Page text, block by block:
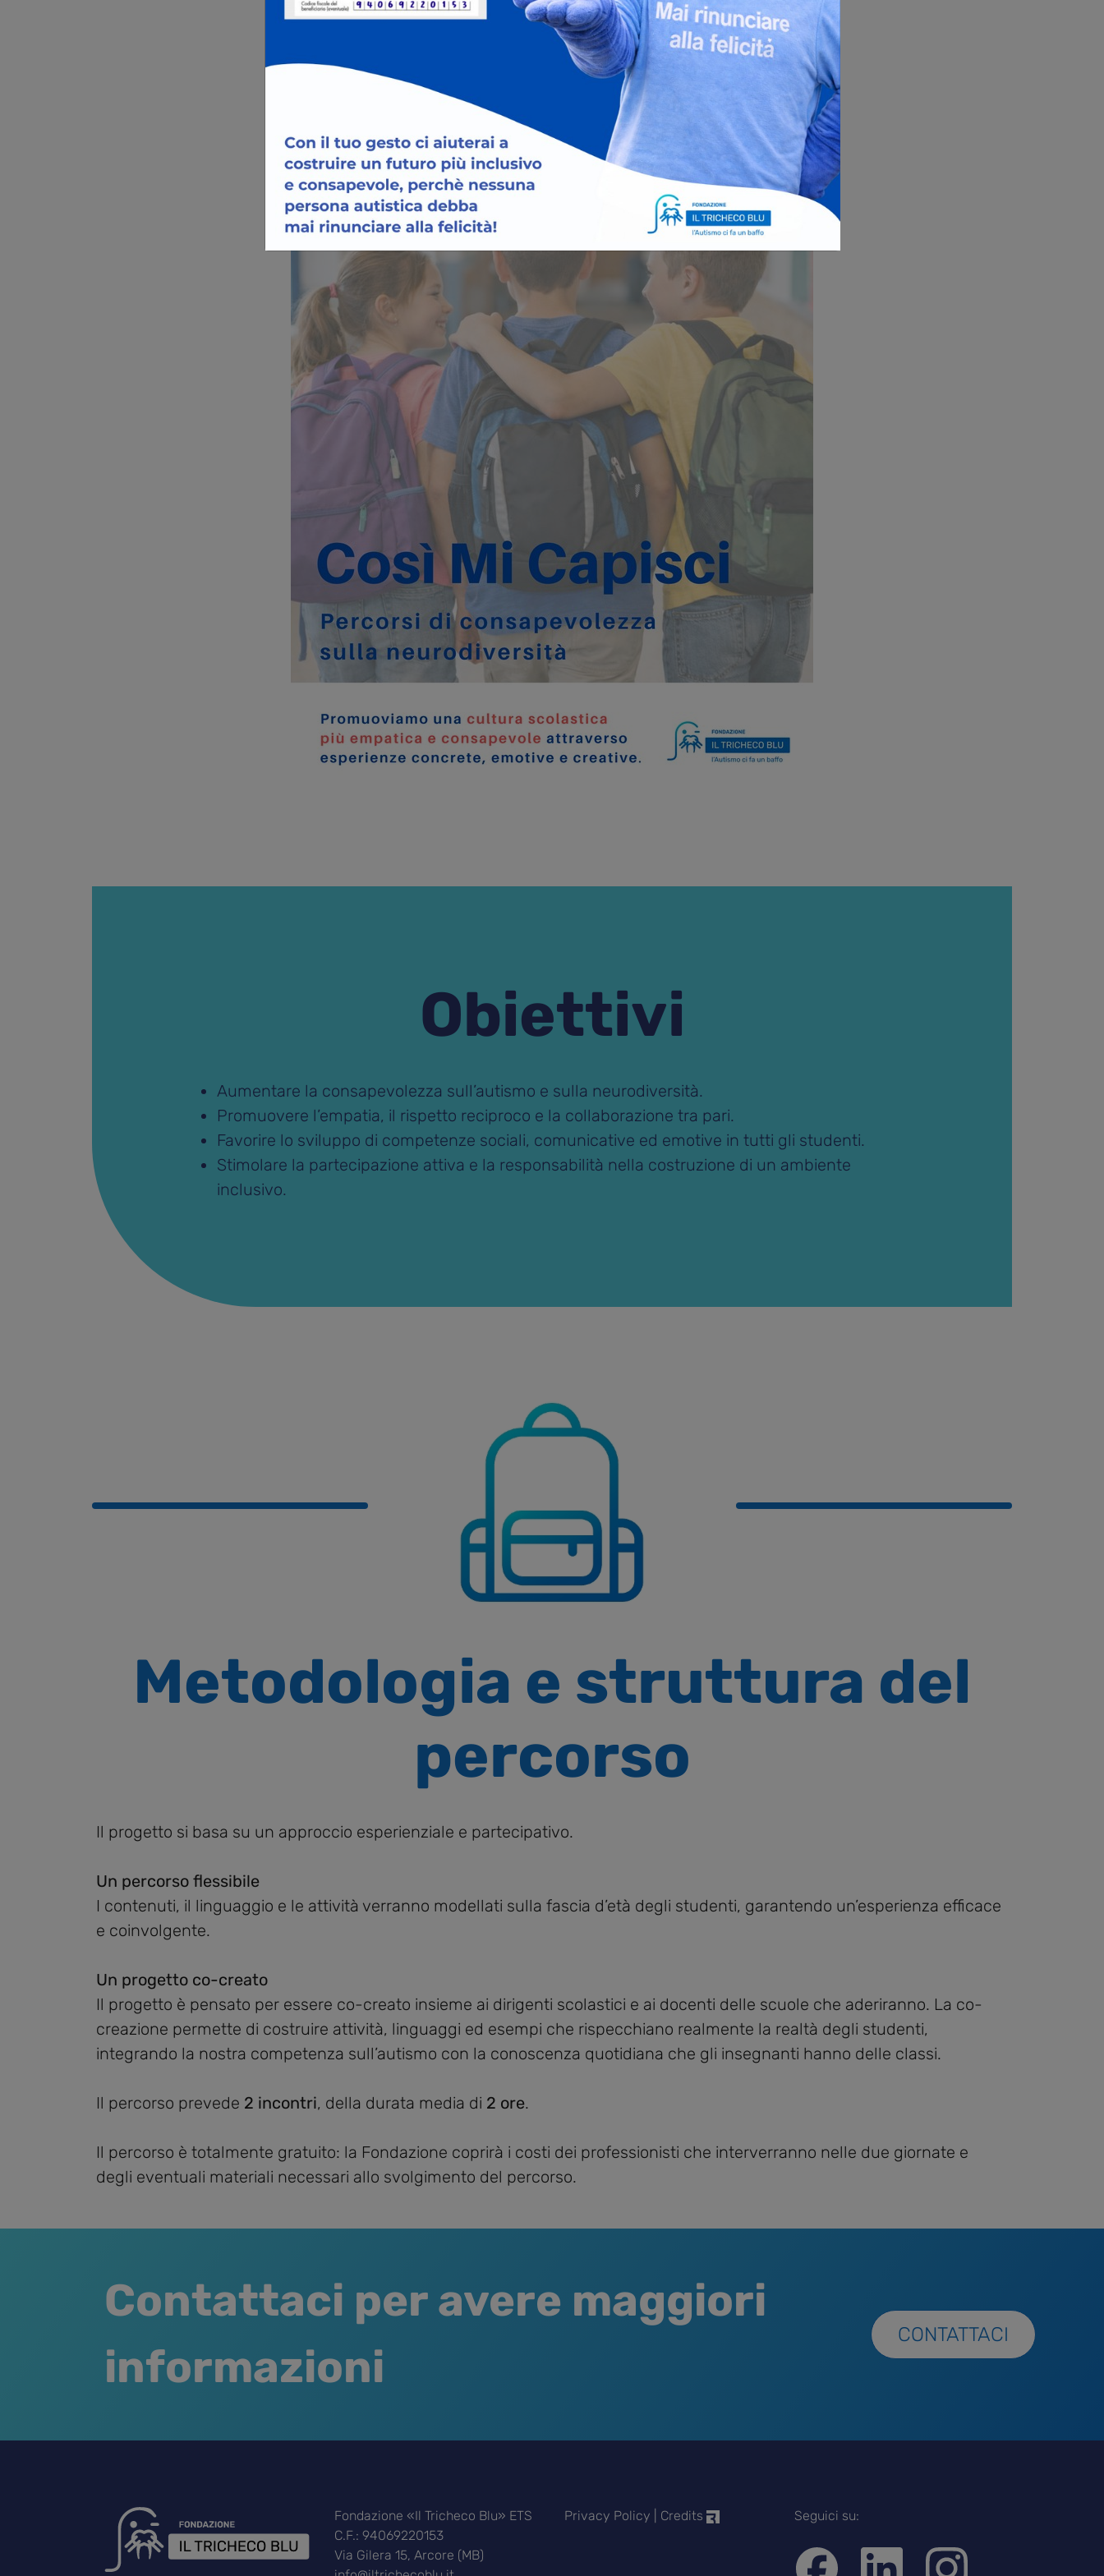
Obiettivi
Aumentare la consapevolezza sull’autismo e sulla neurodiversità.
Promuovere l’empatia, il rispetto reciproco e la collaborazione tra pari.
Favorire lo sviluppo di competenze sociali, comunicative ed emotive in tutti gli studenti.
Stimolare la partecipazione attiva e la responsabilità nella costruzione di un ambiente
inclusivo.
Metodologia e struttura del
percorso
Il progetto si basa su un approccio esperienziale e partecipativo.
Un percorso flessibile
I contenuti, il linguaggio e le attività verranno modellati sulla fascia d’età degli studenti, garantendo un’esperienza efficace
e coinvolgente.
Un progetto co-creato
Il progetto è pensato per essere co-creato insieme ai dirigenti scolastici e ai docenti delle scuole che aderiranno. La co-
creazione permette di costruire attività, linguaggi ed esempi che rispecchiano realmente la realtà degli studenti,
integrando la nostra competenza sull’autismo con la conoscenza quotidiana che gli insegnanti hanno delle classi.
Il percorso prevede 2 incontri, della durata media di 2 ore.
Il percorso è totalmente gratuito: la Fondazione coprirà i costi dei professionisti che interverranno nelle due giornate e
degli eventuali materiali necessari allo svolgimento del percorso.
Contattaci per avere maggiori
informazioni
CONTATTACI
Fondazione «Il Tricheco Blu» ETS
C.F.: 94069220153
Via Gilera 15, Arcore (MB)
Privacy Policy Credits Seguici su: